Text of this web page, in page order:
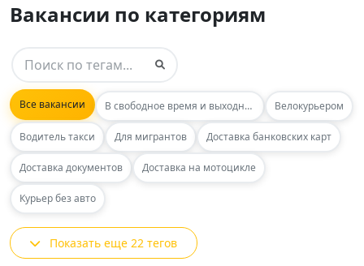
Вакансии по категориям
Все вакансии В свободное время и выходные Велокурьером
Водитель такси Для мигрантов Доставка банковских карт
Доставка документов Доставка на мотоцикле
Курьер без авто
Показать еще 22 тегов